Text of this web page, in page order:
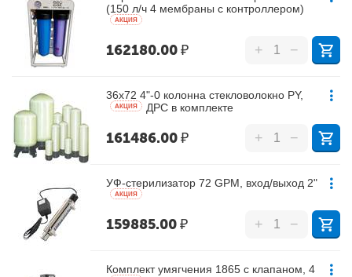
(150 л/ч 4 мембраны с контроллером)
AКЦИЯ
162180.00₽ + −
36х72 4"-0 колонна стекловолокно PY,
ДРС в комплекте
AКЦИЯ
161486.00₽ + −
УФ-стерилизатор 72 GPM, вход/выход 2"
AКЦИЯ
159885.00₽ + −
Комплект умягчения 1865 с клапаном, 4